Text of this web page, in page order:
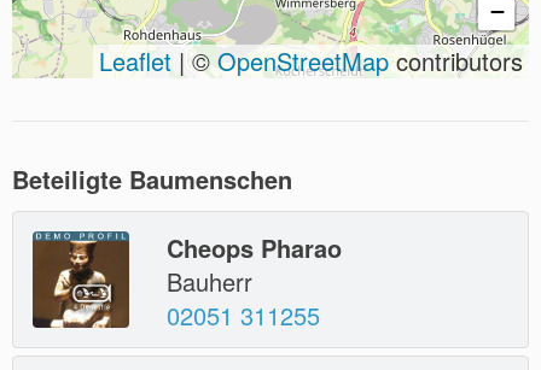
−
Leaflet | © OpenStreetMapcontributors
Beteiligte Baumenschen
Cheops Pharao
Bauherr
02051 311255